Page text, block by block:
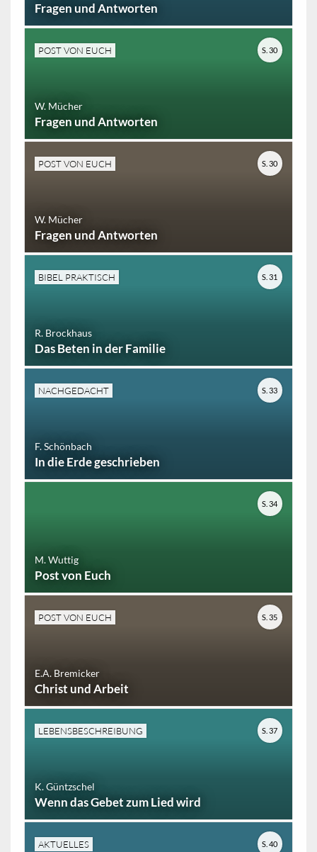
Fragen und Antworten
POST VON EUCH
W. Mücher
Fragen und Antworten
S. 30
POST VON EUCH
W. Mücher
Fragen und Antworten
S. 30
BIBEL PRAKTISCH
R. Brockhaus
Das Beten in der Familie
S. 31
NACHGEDACHT
F. Schönbach
In die Erde geschrieben
S. 33
M. Wuttig
Post von Euch
S. 34
POST VON EUCH
E.A. Bremicker
Christ und Arbeit
S. 35
LEBENSBESCHREIBUNG
K. Güntzschel
Wenn das Gebet zum Lied wird
S. 37
AKTUELLES S. 40